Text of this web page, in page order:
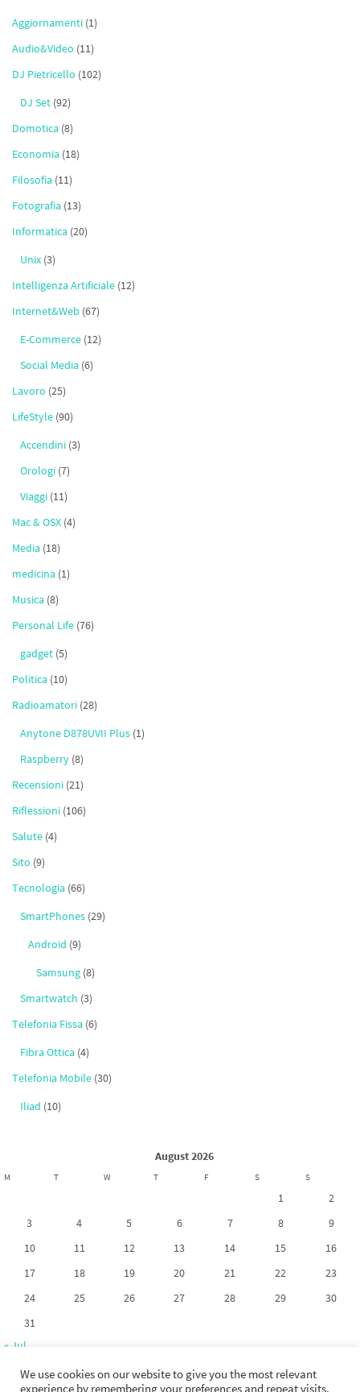
Aggiornamenti (1)
Audio&Video (11)
DJ Pietricello (102)
DJ Set (92)
Domotica (8)
Economia (18)
Filosofia (11)
Fotografia (13)
Informatica (20)
Unix (3)
Intelligenza Artificiale (12)
Internet&Web (67)
E-Commerce (12)
Social Media (6)
Lavoro (25)
LifeStyle (90)
Accendini (3)
Orologi (7)
Viaggi (11)
Mac & OSX (4)
Media (18)
medicina (1)
Musica (8)
Personal Life (76)
gadget (5)
Politica (10)
Radioamatori (28)
Anytone D878UVII Plus (1)
Raspberry (8)
Recensioni (21)
Riflessioni (106)
Salute (4)
Sito (9)
Tecnologia (66)
SmartPhones (29)
Android (9)
Samsung (8)
Smartwatch (3)
Telefonia Fissa (6)
Fibra Ottica (4)
Telefonia Mobile (30)
Iliad (10)
August 2026
M T W T F S S
1
2
3
4 5 6 7 8
9
10
11 12 13 14 15
16
17
18 19 20 21 22
23
24
25 26 27 28 29
30
31
« Jul
We use cookies on our website to give you the most relevant
experience by remembering your preferences and repeat visits.